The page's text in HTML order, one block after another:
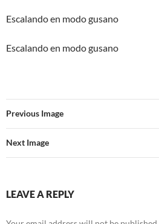
Escalando en modo gusano
Escalando en modo gusano
Previous Image
Next Image
LEAVE A REPLY